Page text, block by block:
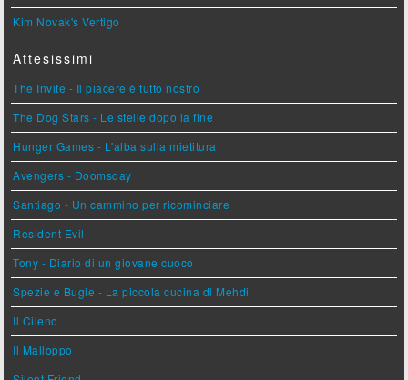
Kim Novak's Vertigo
Attesissimi
The Invite - Il piacere è tutto nostro
The Dog Stars - Le stelle dopo la fine
Hunger Games - L'alba sulla mietitura
Avengers - Doomsday
Santiago - Un cammino per ricominciare
Resident Evil
Tony - Diario di un giovane cuoco
Spezie e Bugie - La piccola cucina di Mehdi
Il Cileno
Il Malloppo